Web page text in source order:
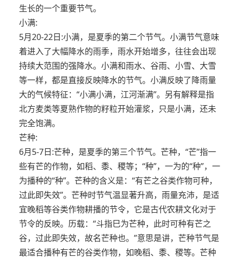
生长的一个重要节气。
小满:
5月20-22日:小满，是夏季的第二个节气。小满节气意味
着进入了大幅降水的雨季，雨水开始增多，往往会出现
持续大范围的强降水。小满和雨水、谷雨、小雪、大雪
等一样，都是直接反映降水的节气。小满反映了降雨量
大的气候特征：“小满小满，江河渐满”。另有解释是指
北方麦类等夏熟作物的籽粒开始灌浆，只是小满，还未
完全饱满。
芒种:
6月5-7日:芒种，是夏季的第三个节气。芒种，“芒”指一
些有芒的作物，如稻、黍、稷等；“种”，一为的“种”，一
为播种的“种”。芒种的含义是：“有芒之谷类作物可种，
过此即失效”。芒种时节气温显著升高，雨量充沛，是适
宜晚稻等谷类作物耕播的节令，它是古代农耕文化对于
节令的反映。历载：“斗指巳为芒种，此时可种有芒之
谷，过此即失效，故名芒种也。”意思是讲，芒种节气是
最适合播种有芒的谷类作物，如晚稻、黍、稷等。芒种